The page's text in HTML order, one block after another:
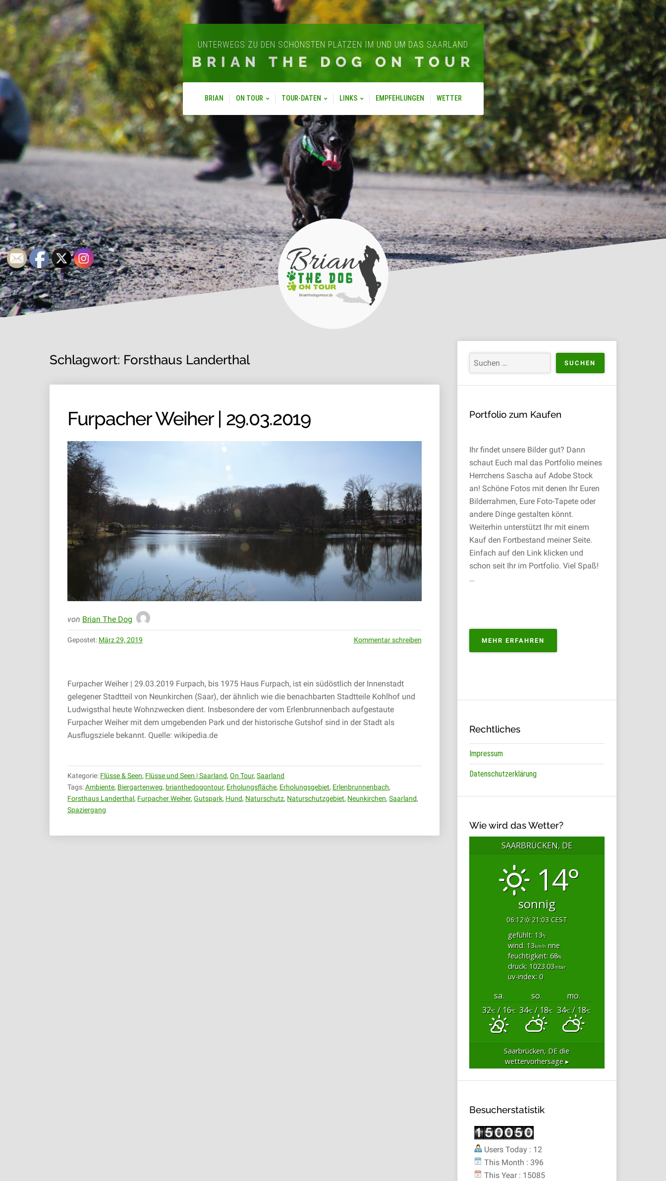
UNTERWEGS ZU DEN SCHÖNSTEN PLÄTZEN IM UND UM DAS SAARLAND
BRIAN THE DOG ON TOUR
BRIAN ON TOUR TOUR-DATEN LINKS EMPFEHLUNGEN WETTER
Schlagwort: Forsthaus Landerthal
Furpacher Weiher | 29.03.2019
von Brian The Dog
Gepostet: März 29, 2019 Kommentar schreiben
Furpacher Weiher | 29.03.2019 Furpach, bis 1975 Haus Furpach, ist ein südöstlich der Innenstadt
gelegener Stadtteil von Neunkirchen (Saar), der ähnlich wie die benachbarten Stadtteile Kohlhof und
Ludwigsthal heute Wohnzwecken dient. Insbesondere der vom Erlenbrunnenbach aufgestaute
Furpacher Weiher mit dem umgebenden Park und der historische Gutshof sind in der Stadt als
Ausflugsziele bekannt. Quelle: wikipedia.de
Kategorie: Flüsse & Seen, Flüsse und Seen | Saarland, On Tour, Saarland
Tags:Ambiente, Biergartenweg, brianthedogontour, Erholungsfläche, Erholungsgebiet, Erlenbrunnenbach,
Forsthaus Landerthal, Furpacher Weiher, Gutspark, Hund, Naturschutz, Naturschutzgebiet, Neunkirchen, Saarland,
Spaziergang
Portfolio zum Kaufen
Ihr findet unsere Bilder gut? Dann
schaut Euch mal das Portfolio meines
Herrchens Sascha auf Adobe Stock
an! Schöne Fotos mit denen Ihr Euren
Bilderrahmen, Eure Foto-Tapete oder
andere Dinge gestalten könnt.
Weiterhin unterstützt Ihr mit einem
Kauf den Fortbestand meiner Seite.
Einfach auf den Link klicken und
schon seit Ihr im Portfolio. Viel Spaß!
…
MEHR ERFAHREN
ZUM
Rechtliches
Impressum
Datenschutzerklärung
Wie wird das Wetter?
SAARBRÜCKEN, DE
14°
sonnig
06:12
21:03 CEST
gefühlt: 13°c
wind: 13km/hnne
feuchtigkeit: 68%
druck: 1023.03mbar
uv-index: 0
sa. so.
mo.
32°C / 16°C 34°C / 18°C 34°C/ 18°C
Saarbrücken, DEdie
wettervorhersage ▸
Besucherstatistik
Users Today : 12
This Month : 396
This Year : 15085